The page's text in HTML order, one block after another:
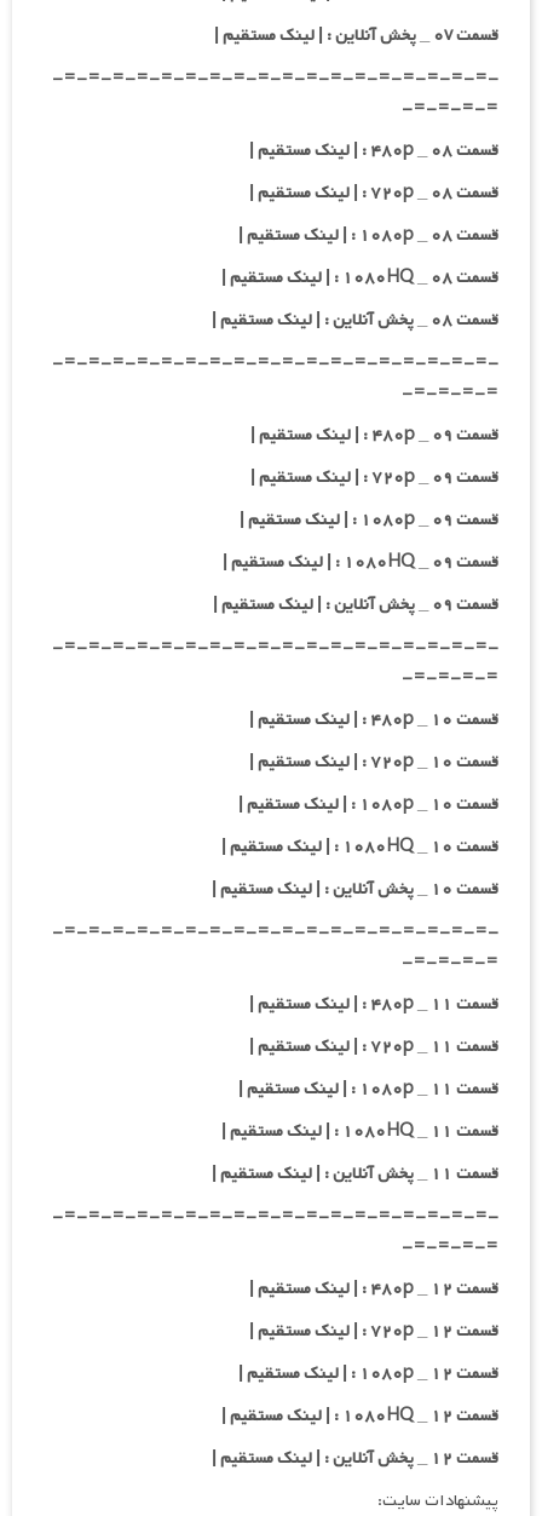
قسمت ۰v _ پخش آنلاین : | لینک مستقیم |
-=-=-=-=-=-=-=-=-=-=-=-=-=-=-=-=-=-=-
=-=-=-=-
قسمت ۰۸ _ ۴۸۰p : | لینک مستقیم |
قسمت ۰۸ _ ۷۲۰p : | لینک مستقیم |
قسمت ۰۸ _ ۱۰۸۰p : | لینک مستقیم |
قسمت ۰۸ _ ۱۰۸۰HQ : | لینک مستقیم |
قسمت ۰۸ _ پخش آنلاین : | لینک مستقیم |
-=-=-=-=-=-=-=-=-=-=-=-=-=-=-=-=-=-=-
=-=-=-=-
قسمت ۰۹ _ ۴۸۰p : | لینک مستقیم |
قسمت ۰۹ _ ۷۲۰p : | لینک مستقیم |
قسمت ۰۹ _ ۱۰۸۰p : | لینک مستقیم |
قسمت ۰۹ _ ۱۰۸۰HQ : | لینک مستقیم |
قسمت ۰۹ _ پخش آنلاین : | لینک مستقیم |
-=-=-=-=-=-=-=-=-=-=-=-=-=-=-=-=-=-=-
=-=-=-=-
قسمت ۱۰ _ ۴۸۰p : | لینک مستقیم |
قسمت ۱۰ _ ۷۲۰p : | لینک مستقیم |
قسمت ۱۰ _ ۱۰۸۰p : | لینک مستقیم |
قسمت ۱۰ _ ۱۰۸۰HQ : | لینک مستقیم |
قسمت ۱۰ _ پخش آنلاین : | لینک مستقیم |
-=-=-=-=-=-=-=-=-=-=-=-=-=-=-=-=-=-=-
=-=-=-=-
قسمت ۱۱ _ ۴۸۰p : | لینک مستقیم |
قسمت ۱۱ _ ۷۲۰p : | لینک مستقیم |
قسمت ۱۱ _ ۱۰۸۰p : | لینک مستقیم |
قسمت ۱۱ _ ۱۰۸۰HQ : | لینک مستقیم |
قسمت ۱۱ _ پخش آنلاین : | لینک مستقیم |
-=-=-=-=-=-=-=-=-=-=-=-=-=-=-=-=-=-=-
=-=-=-=-
قسمت ۱۲ _ ۴۸۰p : | لینک مستقیم |
قسمت ۱۲ _ ۷۲۰p : | لینک مستقیم |
قسمت ۱۲ _ ۱۰۸۰p : | لینک مستقیم |
قسمت ۱۲ _ ۱۰۸۰HQ : | لینک مستقیم |
قسمت ۱۲ _ پخش آنلاین : | لینک مستقیم |
پیشنهادات سایت: